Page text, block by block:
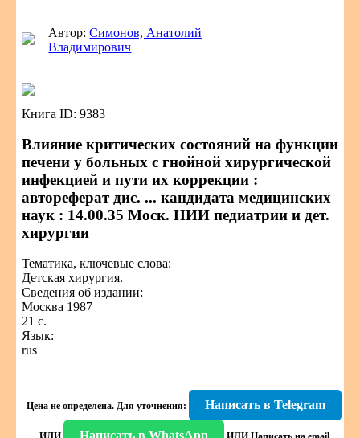
Автор:Симонов, Анатолий
Владимирович
Книга ID: 9383
Влияние критических состояний на функции
печени у больных с гнойной хирургической
инфекцией и пути их коррекции :
автореферат дис. ... кандидата медицинских
наук : 14.00.35 Моск. НИИ педиатрии и дет.
хирургии
Тематика, ключевые слова:
Детская хирургия.
Сведения об издании:
Москва 1987
21 с.
Язык:
rus
Цена не определена. Для уточнения: Написать в Telegram
Написать в WhatsApp